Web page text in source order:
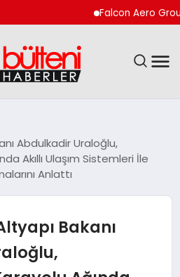
Falcon Aero Group,
Abdulkadir Uraloğlu,
Akıllı Ulaşım Sistemleri İle
Anlattı
Bakanı